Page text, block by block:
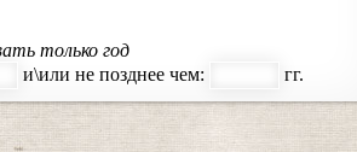
только год
и\или не позднее чем: гг.